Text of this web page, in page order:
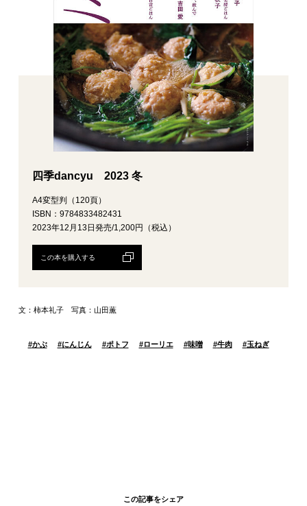
四季dancyu 2023 冬
A4変型判（120頁）
ISBN：9784833482431
2023年12月13日発売/1,200円（税込）
この本を購入する
文：柿本礼子 写真：山田薫
#かぶ #にんじん #ポトフ #ローリエ #味噌 #牛肉 #玉ねぎ
この記事をシェア